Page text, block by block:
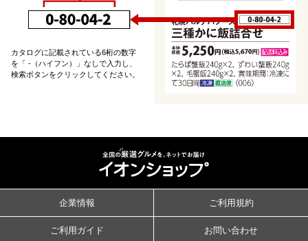
カタログに記載されている6桁の数字
を「 -（ハイフン）」なしで入力し、
検索ボタンをクリックしてください。
企業情報 ご利用規約
ご利用ガイド お問い合わせ